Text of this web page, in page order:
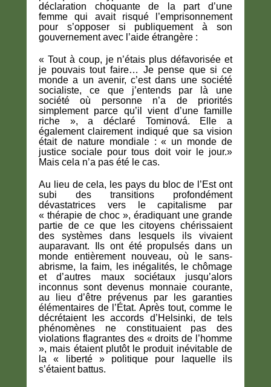
déclaration choquante de la part d’une
femme qui avait risqué l’emprisonnement
pour s’opposer si publiquement à son
gouvernement avec l’aide étrangère :
« Tout à coup, je n’étais plus défavorisée et
je pouvais tout faire… Je pense que si ce
monde a un avenir, c’est dans une société
socialiste, ce que j’entends par là une
société où personne n’a de priorités
simplement parce qu’il vient d’une famille
riche », a déclaré Tominová. Elle a
également clairement indiqué que sa vision
était de nature mondiale : « un monde de
justice sociale pour tous doit voir le jour.»
Mais cela n’a pas été le cas.
Au lieu de cela, les pays du bloc de l’Est ont
subi des transitions profondément
dévastatrices vers le capitalisme par
« thérapie de choc », éradiquant une grande
partie de ce que les citoyens chérissaient
des systèmes dans lesquels ils vivaient
auparavant. Ils ont été propulsés dans un
monde entièrement nouveau, où le sans-
abrisme, la faim, les inégalités, le chômage
et d’autres maux sociétaux jusqu’alors
inconnus sont devenus monnaie courante,
au lieu d’être prévenus par les garanties
élémentaires de l’État. Après tout, comme le
décrétaient les accords d’Helsinki, de tels
phénomènes ne constituaient pas des
violations flagrantes des « droits de l’homme
», mais étaient plutôt le produit inévitable de
la « liberté » politique pour laquelle ils
s’étaient battus.